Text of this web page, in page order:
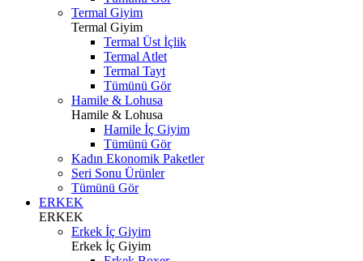
Termal Giyim
Termal Giyim
Termal Üst İçlik
Termal Atlet
Termal Tayt
Tümünü Gör
Hamile & Lohusa
Hamile & Lohusa
Hamile İç Giyim
Tümünü Gör
Kadın Ekonomik Paketler
Seri Sonu Ürünler
Tümünü Gör
ERKEK
ERKEK
Erkek İç Giyim
Erkek İç Giyim